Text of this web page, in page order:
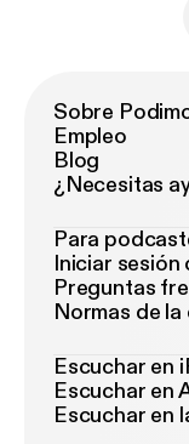
Sobre
Empleo
Blog
¿Necesitas
Para
Iniciar
Preguntas
Normas de
Escuchar en
Escuchar en
Escuchar en